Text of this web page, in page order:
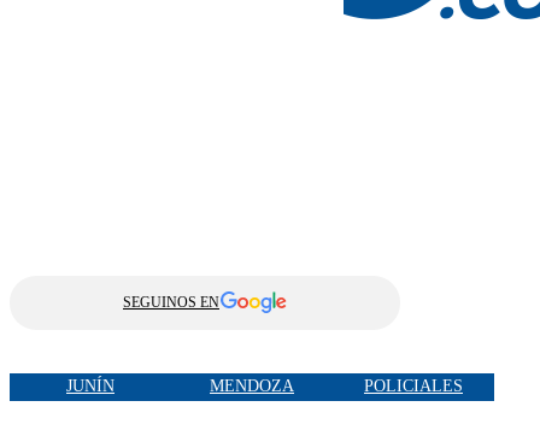
SEGUINOS EN
JUNÍN MENDOZA POLICIALES